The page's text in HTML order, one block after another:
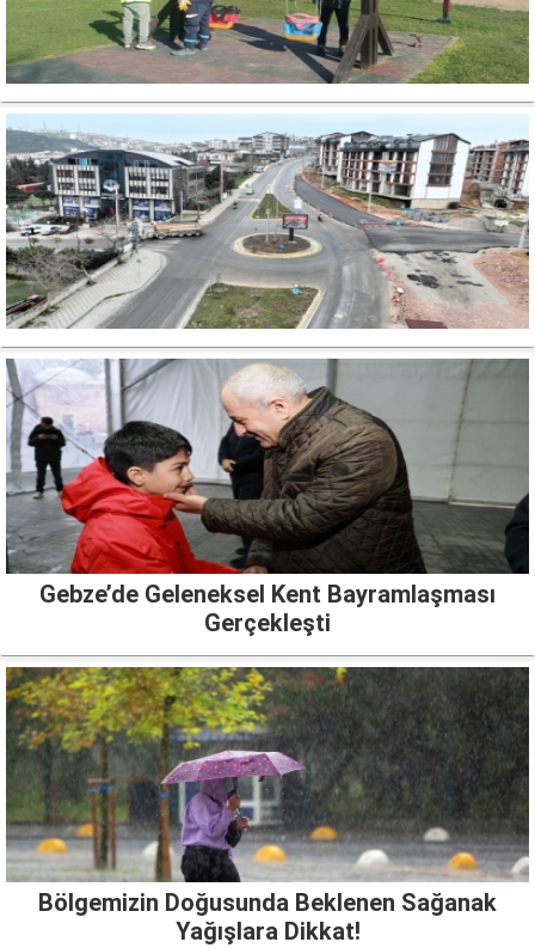
Gebze’de Geleneksel Kent Bayramlaşması
Gerçekleşti
Bölgemizin Doğusunda Beklenen Sağanak
Yağışlara Dikkat!